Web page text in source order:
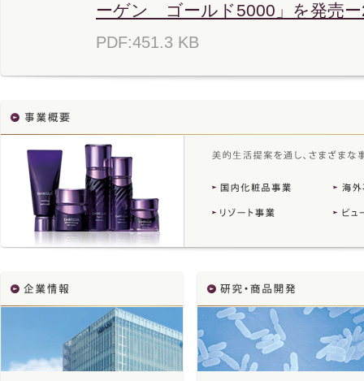
ーゲン ゴールド5000」を発売ー
PDF:451.3 KB